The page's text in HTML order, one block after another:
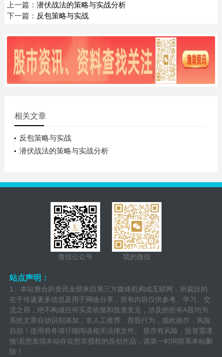
上一篇： 潜伏战法的策略与实战分析
下一篇： 反包策略与实战
相关文章
反包策略与实战
潜伏战法的策略与实战分析
微信公众号 我的微信
站点声明：
1、本站整合的资讯全部来自第三方媒体机构或互联网，所裁目的
在于传递更多信息及用于网络分享，所有内容仅供参考、学习、交
流之用，绝不构成任何买卖依据和投资意见，涉及的所有A股均为
系统文章自动识别添加，非人工推荐、荐股行为，据此操作，风险
自担！使用前务请仔细阅读相关法律文件。 股市有风险，投资需谨
慎!若您发现本站存在您非授权的原创作品，请第一时间联系本站删
除！